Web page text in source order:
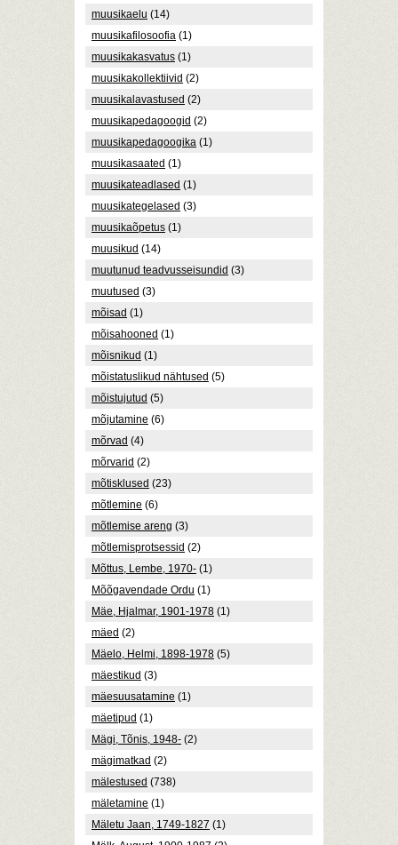
muusikaelu (14)
muusikafilosoofia (1)
muusikakasvatus (1)
muusikakollektiivid (2)
muusikalavastused (2)
muusikapedagoogid (2)
muusikapedagoogika (1)
muusikasaated (1)
muusikateadlased (1)
muusikategelased (3)
muusikaõpetus (1)
muusikud (14)
muutunud teadvusseisundid (3)
muutused (3)
mõisad (1)
mõisahooned (1)
mõisnikud (1)
mõistatuslikud nähtused (5)
mõistujutud (5)
mõjutamine (6)
mõrvad (4)
mõrvarid (2)
mõtisklused (23)
mõtlemine (6)
mõtlemise areng (3)
mõtlemisprotsessid (2)
Mõttus, Lembe, 1970- (1)
Mõõgavendade Ordu (1)
Mäe, Hjalmar, 1901-1978 (1)
mäed (2)
Mäelo, Helmi, 1898-1978 (5)
mäestikud (3)
mäesuusatamine (1)
mäetipud (1)
Mägi, Tõnis, 1948- (2)
mägimatkad (2)
mälestused (738)
mäletamine (1)
Mäletu Jaan, 1749-1827 (1)